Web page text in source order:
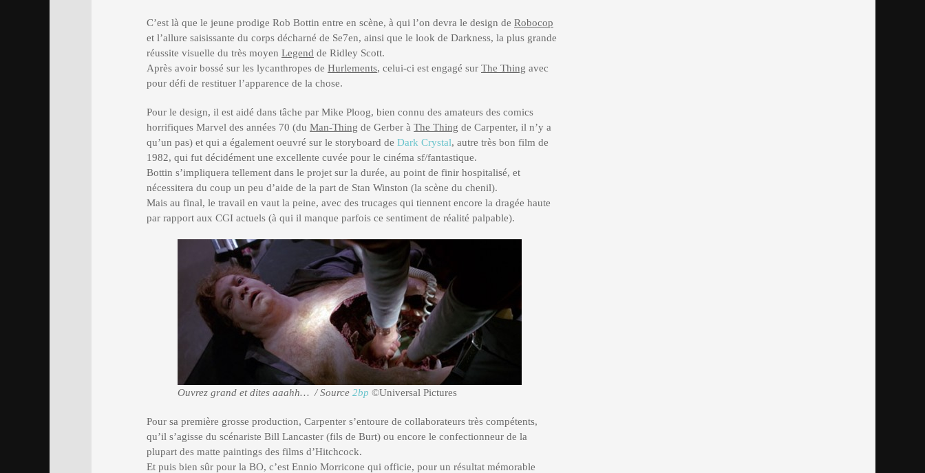
C’est là que le jeune prodige Rob Bottin entre en scène, à qui l’on devra le design de Robocop
et l’allure saisissante du corps décharné de Se7en, ainsi que le look de Darkness, la plus grande
réussite visuelle du très moyen Legend de Ridley Scott.
Après avoir bossé sur les lycanthropes de Hurlements, celui-ci est engagé sur The Thing avec
pour défi de restituer l’apparence de la chose.
Pour le design, il est aidé dans tâche par Mike Ploog, bien connu des amateurs des comics
horrifiques Marvel des années 70 (du Man-Thing de Gerber à The Thing de Carpenter, il n’y a
qu’un pas) et qui a également oeuvré sur le storyboard de Dark Crystal, autre très bon film de
1982, qui fut décidément une excellente cuvée pour le cinéma sf/fantastique.
Bottin s’impliquera tellement dans le projet sur la durée, au point de finir hospitalisé, et
nécessitera du coup un peu d’aide de la part de Stan Winston (la scène du chenil).
Mais au final, le travail en vaut la peine, avec des trucages qui tiennent encore la dragée haute
par rapport aux CGI actuels (à qui il manque parfois ce sentiment de réalité palpable).
Ouvrez grand et dites aaahh… / Source 2bp ©Universal Pictures
Pour sa première grosse production, Carpenter s’entoure de collaborateurs très compétents,
qu’il s’agisse du scénariste Bill Lancaster (fils de Burt) ou encore le confectionneur de la
plupart des matte paintings des films d’Hitchcock.
Et puis bien sûr pour la BO, c’est Ennio Morricone qui officie, pour un résultat mémorable